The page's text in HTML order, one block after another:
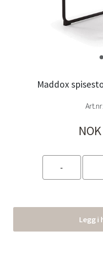
Maddox
Art.nr:
Legg i